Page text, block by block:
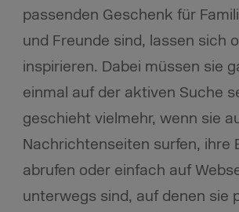
passenden Geschenk für
und Freunde sind, lassen sich
inspirieren. Dabei müssen sie
einmal auf der aktiven Suche
geschieht vielmehr, wenn sie
Nachrichtenseiten surfen, ihre
abrufen oder einfach auf
unterwegs sind, auf denen sie